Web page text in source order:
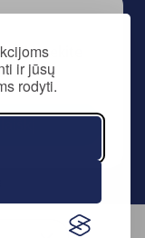
ir jūsų
rodyti.
sekite